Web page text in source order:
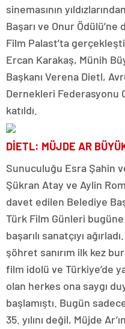
sinemasının
Başarı ve Onur
Film Palast’ta
Ercan Karakaş, Münih
Başkanı Verena Dietl,
Dernekleri Federasyonu
katıldı.
DİETL: MÜJDE AR
Sunuculuğu Esra Şahin
Şükran Atay ve Aylin
davet edilen Belediye
Türk Film Günleri
başarılı sanatçıyı
şöhret sanırım ilk kez
film idolü ve Türkiye’de
olan herkes ona saygı
başlamıştı. Bugün
35. yılını değil, Müjde